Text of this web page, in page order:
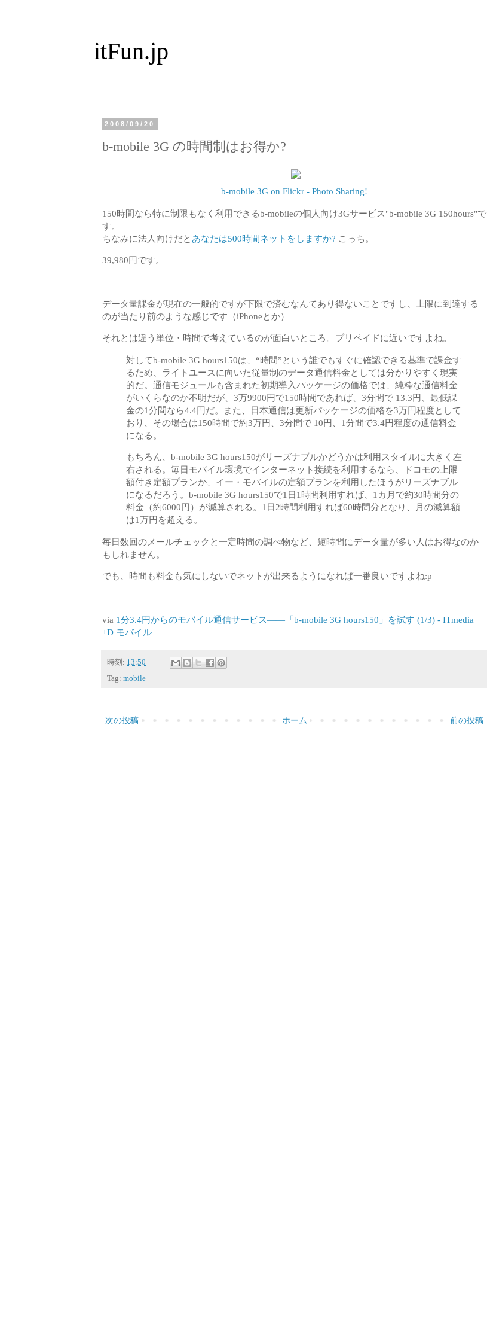
itFun.jp
2008/09/20
b-mobile 3G の時間制はお得か?
b-mobile 3G on Flickr - Photo Sharing!
150時間なら特に制限もなく利用できるb-mobileの個人向け3Gサービス"b-mobile 3G 150hours"で
す。
ちなみに法人向けだと あなたは500時間ネットをしますか? こっち。
39,980円です。
データ量課金が現在の一般的ですが下限で済むなんてあり得ないことですし、上限に到達する
のが当たり前のような感じです（iPhoneとか）
それとは違う単位・時間で考えているのが面白いところ。プリペイドに近いですよね。
対してb-mobile 3G hours150は、“時間”という誰でもすぐに確認できる基準で課金す
るため、ライトユースに向いた従量制のデータ通信料金としては分かりやすく現実
的だ。通信モジュールも含まれた初期導入パッケージの価格では、純粋な通信料金
がいくらなのか不明だが、3万9900円で150時間であれば、3分間で 13.3円、最低課
金の1分間なら4.4円だ。また、日本通信は更新パッケージの価格を3万円程度として
おり、その場合は150時間で約3万円、3分間で 10円、1分間で3.4円程度の通信料金
になる。
もちろん、b-mobile 3G hours150がリーズナブルかどうかは利用スタイルに大きく左
右される。毎日モバイル環境でインターネット接続を利用するなら、ドコモの上限
額付き定額プランか、イー・モバイルの定額プランを利用したほうがリーズナブル
になるだろう。b-mobile 3G hours150で1日1時間利用すれば、1カ月で約30時間分の
料金（約6000円）が減算される。1日2時間利用すれば60時間分となり、月の減算額
は1万円を超える。
毎日数回のメールチェックと一定時間の調べ物など、短時間にデータ量が多い人はお得なのか
もしれません。
でも、時間も料金も気にしないでネットが出来るようになれば一番良いですよね:p
via 1分3.4円からのモバイル通信サービス――「b-mobile 3G hours150」を試す (1/3) - ITmedia
+D モバイル
時刻: 13:50
Tag: mobile
次の投稿 前の投稿
ホーム